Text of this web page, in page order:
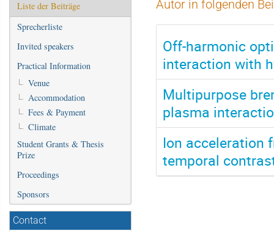
Liste der Beiträge
Sprecherliste
Invited speakers
Practical Information
Venue
Accommodation
Fees & Payment
Climate
Student Grants & Thesis
Prize
Proceedings
Sponsors
Contact
Autor in folgenden
Off-harmonic
interaction with
Multipurpose
plasma
Ion acceleration
temporal